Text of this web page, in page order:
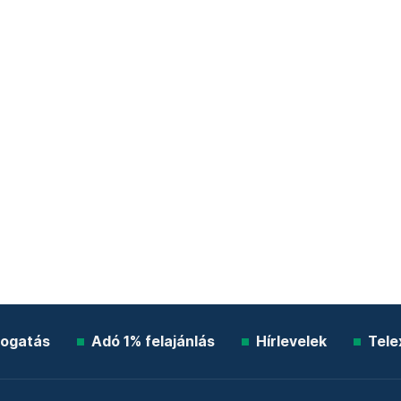
Adó 1% felajánlás Hírlevelek